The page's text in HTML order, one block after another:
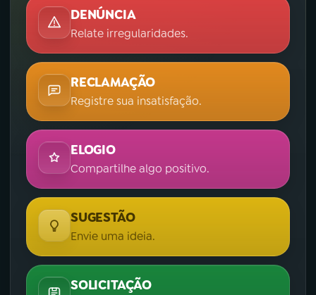
DENÚNCIA
Relate irregularidades.
RECLAMAÇÃO
Registre sua insatisfação.
ELOGIO
Compartilhe algo positivo.
SUGESTÃO
Envie uma ideia.
SOLICITAÇÃO